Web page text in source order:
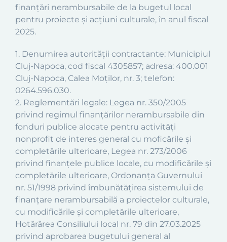
finanţări nerambursabile de la bugetul local
pentru proiecte şi acţiuni culturale, în anul fiscal
2025.
1. Denumirea autorităţii contractante: Municipiul
Cluj-Napoca, cod fiscal 4305857; adresa: 400.001
Cluj-Napoca, Calea Moţilor, nr. 3; telefon:
0264.596.030.
2. Reglementări legale: Legea nr. 350/2005
privind regimul finanţărilor nerambursabile din
fonduri publice alocate pentru activităţi
nonprofit de interes general cu moficările și
completările ulterioare, Legea nr. 273/2006
privind finanţele publice locale, cu modificările și
completările ulterioare, Ordonanţa Guvernului
nr. 51/1998 privind îmbunătăţirea sistemului de
finanţare nerambursabilă a proiectelor culturale,
cu modificările și completările ulterioare,
Hotărârea Consiliului local nr. 79 din 27.03.2025
privind aprobarea bugetului general al